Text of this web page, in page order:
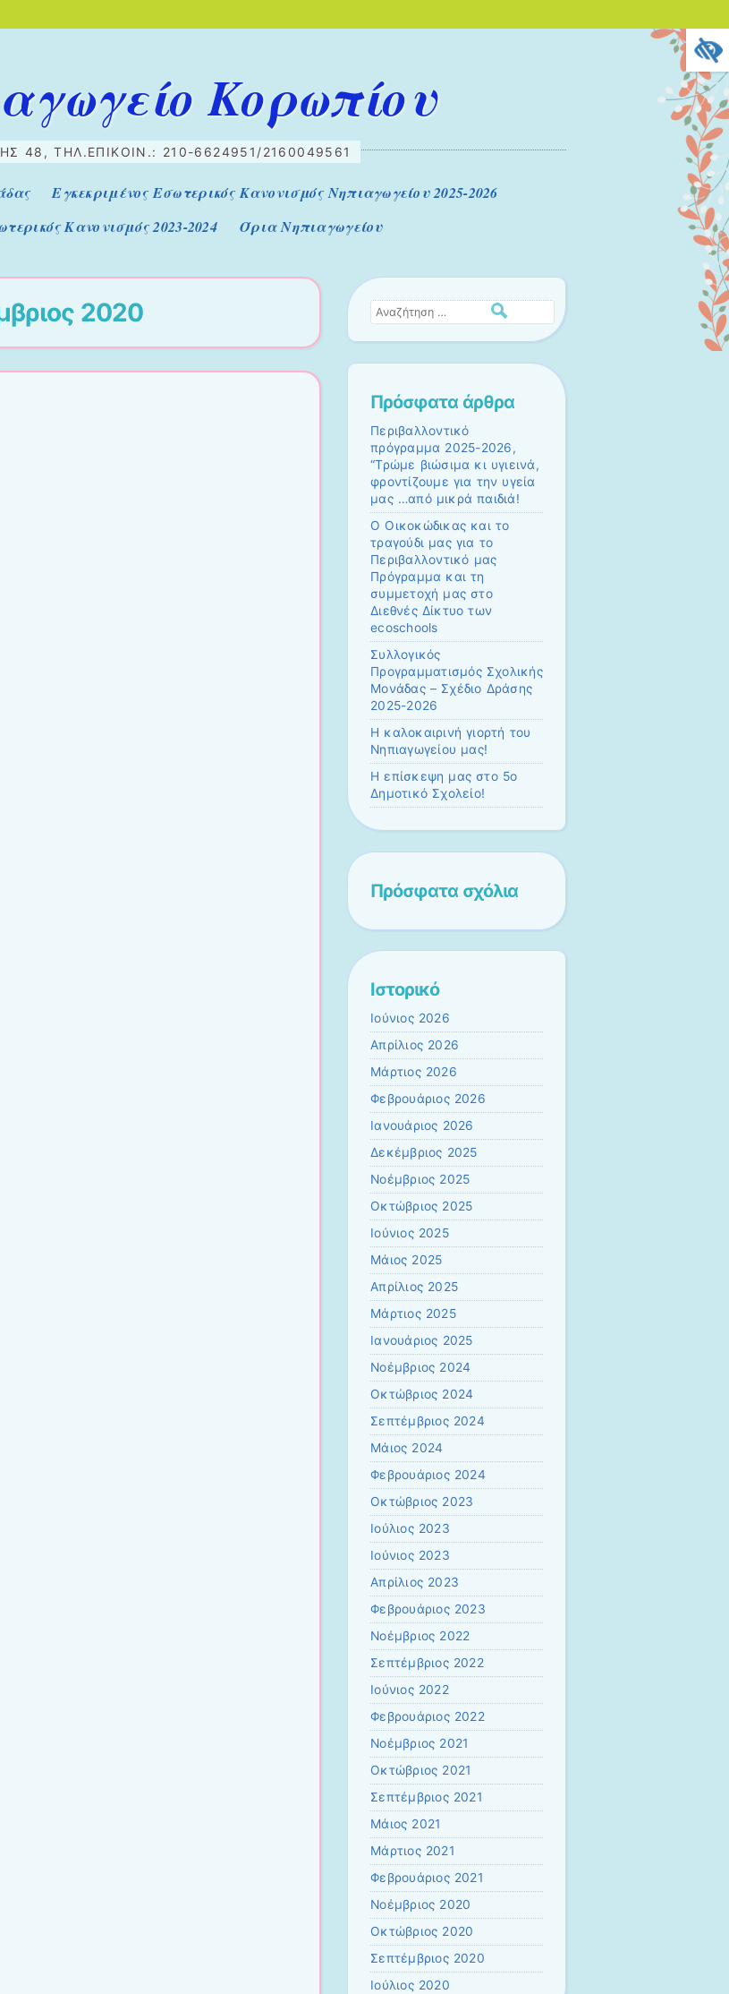
Κορωπίου
48, ΤΗΛ.ΕΠΙΚΟΙΝ.: 210-6624951/2160049561
Εγκεκριμένος Εσωτερικός Κανονισμός Νηπιαγωγείου 2025-2026
Κανονισμός 2023-2024 Όρια Νηπιαγωγείου
2020 Αναζήτηση
Πρόσφατα άρθρα
Περιβαλλοντικό
πρόγραμμα 2025-2026,
“Τρώμε βιώσιμα κι υγιεινά,
φροντίζουμε για την υγεία
μας …από μικρά παιδιά!
Ο Οικοκώδικας και το
τραγούδι μας για το
Περιβαλλοντικό μας
Πρόγραμμα και τη
συμμετοχή μας στο
Διεθνές Δίκτυο των
ecoschools
Συλλογικός
Προγραμματισμός Σχολικής
Μονάδας – Σχέδιο Δράσης
2025-2026
Η καλοκαιρινή γιορτή του
Νηπιαγωγείου μας!
Η επίσκεψη μας στο 5ο
Δημοτικό Σχολείο!
Πρόσφατα σχόλια
Ιστορικό
Ιούνιος 2026
Απρίλιος 2026
Μάρτιος 2026
Φεβρουάριος 2026
Ιανουάριος 2026
Δεκέμβριος 2025
Νοέμβριος 2025
Οκτώβριος 2025
Ιούνιος 2025
Μάιος 2025
Απρίλιος 2025
Μάρτιος 2025
Ιανουάριος 2025
Νοέμβριος 2024
Οκτώβριος 2024
Σεπτέμβριος 2024
Μάιος 2024
Φεβρουάριος 2024
Οκτώβριος 2023
Ιούλιος 2023
Ιούνιος 2023
Απρίλιος 2023
Φεβρουάριος 2023
Νοέμβριος 2022
Σεπτέμβριος 2022
Ιούνιος 2022
Φεβρουάριος 2022
Νοέμβριος 2021
Οκτώβριος 2021
Σεπτέμβριος 2021
Μάιος 2021
Μάρτιος 2021
Φεβρουάριος 2021
Νοέμβριος 2020
Οκτώβριος 2020
Σεπτέμβριος 2020
Ιούλιος 2020